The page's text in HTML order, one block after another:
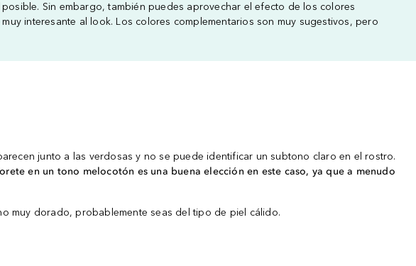
Sin embargo, también puedes aprovechar el efecto de los colores
interesante al look. Los colores complementarios son muy sugestivos, pero
junto a las verdosas y no se puede identificar un subtono claro en el rostro.
en un tono melocotón es una buena elección en este caso, ya que a menudo
muy dorado, probablemente seas del tipo de piel cálido.